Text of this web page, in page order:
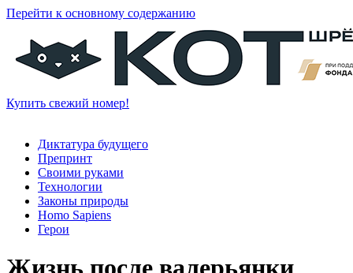
Перейти к основному содержанию
Купить свежий номер!
Диктатура будущего
Препринт
Своими руками
Технологии
Законы природы
Homo Sapiens
Герои